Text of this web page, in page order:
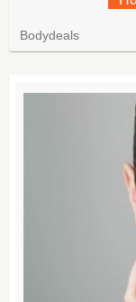
Bodydeals